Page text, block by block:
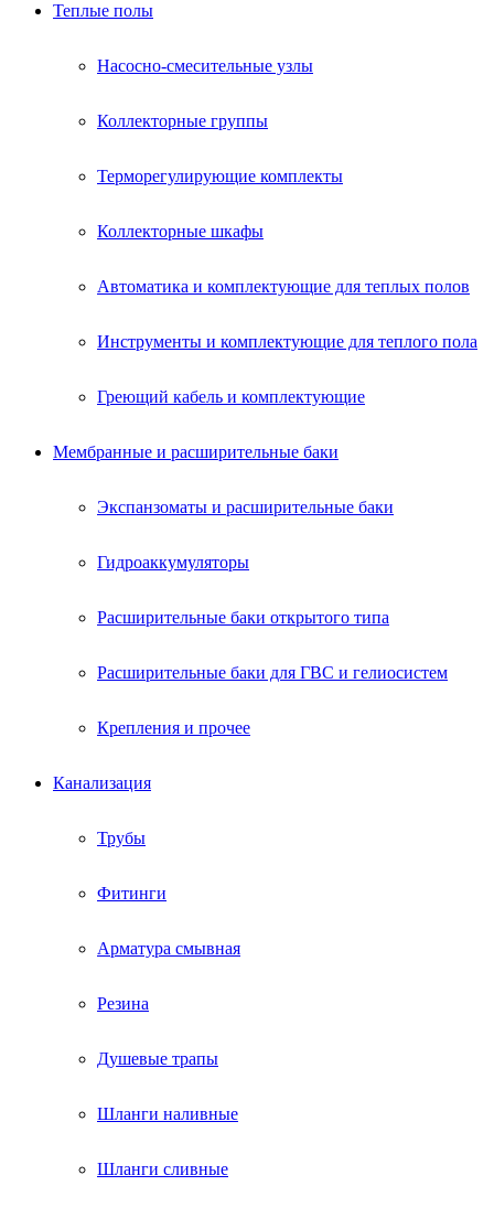
Теплые полы
Насосно-смесительные узлы
Коллекторные группы
Терморегулирующие комплекты
Коллекторные шкафы
Автоматика и комплектующие для теплых полов
Инструменты и комплектующие для теплого пола
Греющий кабель и комплектующие
Мембранные и расширительные баки
Экспанзоматы и расширительные баки
Гидроаккумуляторы
Расширительные баки открытого типа
Расширительные баки для ГВС и гелиосистем
Крепления и прочее
Канализация
Трубы
Фитинги
Арматура смывная
Резина
Душевые трапы
Шланги наливные
Шланги сливные